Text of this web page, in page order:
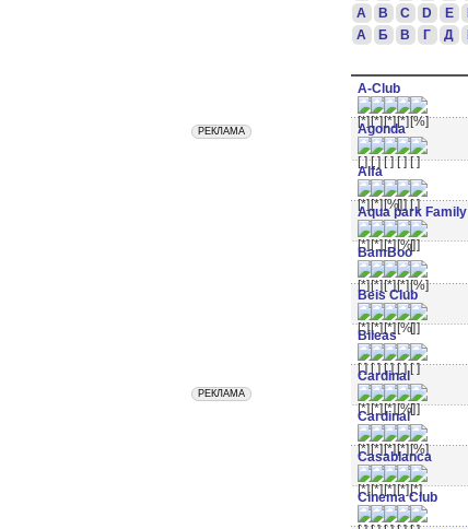
A
B C D E
А
Б В Г Д
A-Club
Agonda
Alfa
Aqua park Family
BamBoo
Beis Club
Bileas
Cardinal
Cardinal
Casablanca
Cinema Club